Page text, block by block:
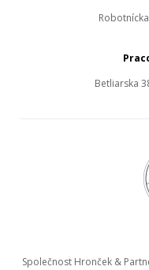
Betliarska
Společnost Hronček &